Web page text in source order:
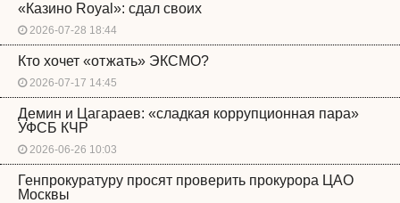
«Казино Royal»: сдал своих
2026-07-28 18:44
Кто хочет «отжать» ЭКСМО?
2026-07-17 14:45
Демин и Цагараев: «сладкая коррупционная пара»
УФСБ КЧР
2026-06-26 10:03
Генпрокуратуру просят проверить прокурора ЦАО
Москвы